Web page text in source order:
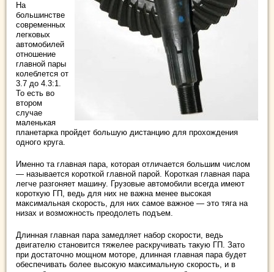
На
большинстве
современных
легковых
автомобилей
отношение
главной пары
колеблется от
3.7 до 4.3:1.
То есть во
втором
случае
маленькая
планетарка пройдет большую дистанцию для прохождения
одного круга.
Именно та главная пара, которая отличается большим числом
— называется короткой главной парой. Короткая главная пара
легче разгоняет машину. Грузовые автомобили всегда имеют
короткую ГП, ведь для них не важна менее высокая
максимальная скорость, для них самое важное — это тяга на
низах и возможность преодолеть подъем.
Длинная главная пара замедляет набор скорости, ведь
двигателю становится тяжелее раскручивать такую ГП. Зато
при достаточно мощном моторе, длинная главная пара будет
обеспечивать более высокую максимальную скорость, и в